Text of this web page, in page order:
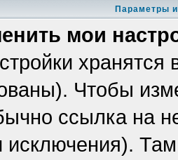
Параметры
мои
Чтобы
ссылка на
исключения).